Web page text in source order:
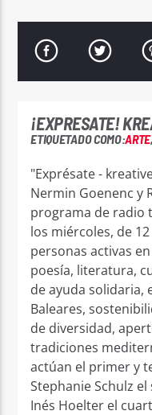
¡EXPRESATE!
ETIQUETADO COMO:ARTE
"Exprésate -
Nermin Goenenc y
programa de radio
los miércoles, de
personas activas
poesía, literatura,
de ayuda solidaria,
Baleares,
de diversidad,
tradiciones
actúan el primer y
Stephanie Schulz
Inés Hoelter el